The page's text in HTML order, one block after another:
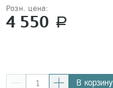
Розн. цена:
4 550 a
В корзину